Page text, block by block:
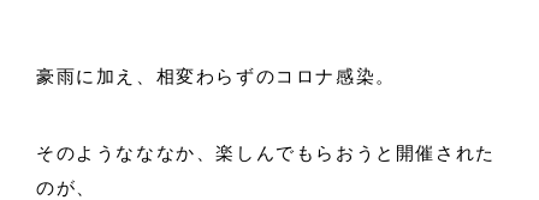
豪雨に加え、相変わらずのコロナ感染。
そのようなななか、楽しんでもらおうと開催された
のが、